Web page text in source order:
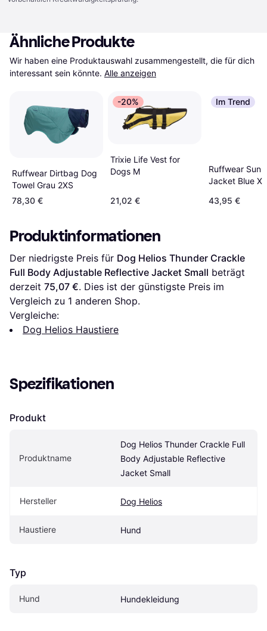
Ähnliche Produkte
Wir haben eine Produktauswahl zusammengestellt, die für dich
interessant sein könnte. Alle anzeigen
Ruffwear Dirtbag Dog
Towel Grau 2XS
78,30 €
-20%
Trixie Life Vest for
Dogs M
21,02 €
Im Trend
Ruffwear Sun
Jacket Blue XL
43,95 €
Produktinformationen
Der niedrigste Preis für Dog Helios Thunder Crackle
Full Body Adjustable Reflective Jacket Small beträgt
derzeit 75,07 €. Dies ist der günstigste Preis im
Vergleich zu 1 anderen Shop.
Vergleiche:
Dog Helios Haustiere
Spezifikationen
Produkt
Produktname
Dog Helios Thunder Crackle Full
Body Adjustable Reflective
Jacket Small
Hersteller Dog Helios
Haustiere Hund
Typ
Hund Hundekleidung